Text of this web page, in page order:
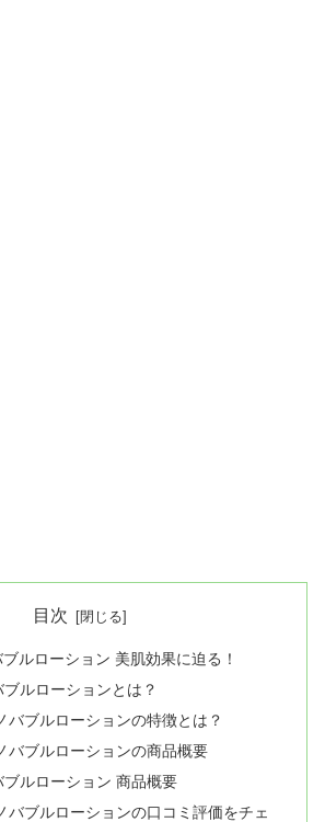
目次
ルローション 美肌効果に迫る！
ルローションとは？
バブルローションの特徴とは？
バブルローションの商品概要
ブルローション 商品概要
バブルローションの口コミ評価をチェ